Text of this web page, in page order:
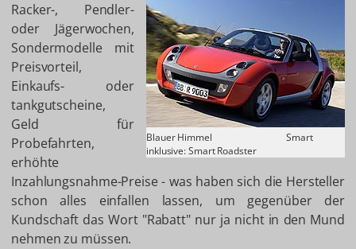
Blauer Himmel
Smart
inklusive: Smart Roadster
Racker-, Pendler-
oder Jägerwochen,
Sondermodelle mit
Preisvorteil,
Einkaufs- oder
tankgutscheine,
Geld für
Probefahrten,
erhöhte
Inzahlungsnahme-Preise - was haben sich die Hersteller
schon alles einfallen lassen, um gegenüber der
Kundschaft das Wort "Rabatt" nur ja nicht in den Mund
nehmen zu müssen.